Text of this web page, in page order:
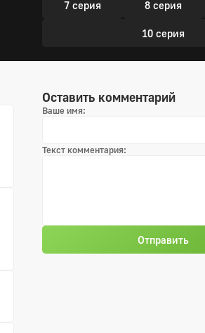
7 серия 8 серия
10 серия
Оставить комментарий
Ваше имя:
Текст комментария:
Отправить